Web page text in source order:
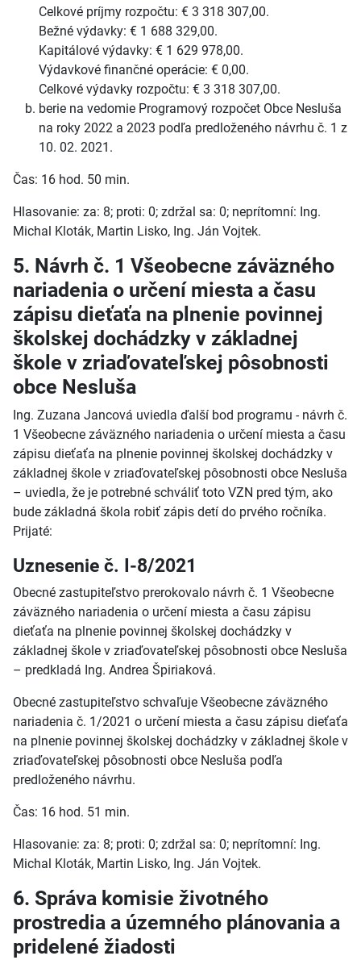
Celkové príjmy rozpočtu: € 3 318 307,00.
Bežné výdavky: € 1 688 329,00.
Kapitálové výdavky: € 1 629 978,00.
Výdavkové finančné operácie: € 0,00.
Celkové výdavky rozpočtu: € 3 318 307,00.
berie na vedomie Programový rozpočet Obce Nesluša
na roky 2022 a 2023 podľa predloženého návrhu č. 1 z
10. 02. 2021.
Čas: 16 hod. 50 min.
Hlasovanie: za: 8; proti: 0; zdržal sa: 0; neprítomní: Ing.
Michal Kloták, Martin Lisko, Ing. Ján Vojtek.
5. Návrh č. 1 Všeobecne záväzného
nariadenia o určení miesta a času
zápisu dieťaťa na plnenie povinnej
školskej dochádzky v základnej
škole v zriaďovateľskej pôsobnosti
obce Nesluša
Ing. Zuzana Jancová uviedla ďalší bod programu - návrh č.
1 Všeobecne záväzného nariadenia o určení miesta a času
zápisu dieťaťa na plnenie povinnej školskej dochádzky v
základnej škole v zriaďovateľskej pôsobnosti obce Nesluša
– uviedla, že je potrebné schváliť toto VZN pred tým, ako
bude základná škola robiť zápis detí do prvého ročníka.
Prijaté:
Uznesenie č. I-8/2021
Obecné zastupiteľstvo prerokovalo návrh č. 1 Všeobecne
záväzného nariadenia o určení miesta a času zápisu
dieťaťa na plnenie povinnej školskej dochádzky v
základnej škole v zriaďovateľskej pôsobnosti obce Nesluša
– predkladá Ing. Andrea Špiriaková.
Obecné zastupiteľstvo schvaľuje Všeobecne záväzného
nariadenia č. 1/2021 o určení miesta a času zápisu dieťaťa
na plnenie povinnej školskej dochádzky v základnej škole v
zriaďovateľskej pôsobnosti obce Nesluša podľa
predloženého návrhu.
Čas: 16 hod. 51 min.
Hlasovanie: za: 8; proti: 0; zdržal sa: 0; neprítomní: Ing.
Michal Kloták, Martin Lisko, Ing. Ján Vojtek.
6. Správa komisie životného
prostredia a územného plánovania a
pridelené žiadosti